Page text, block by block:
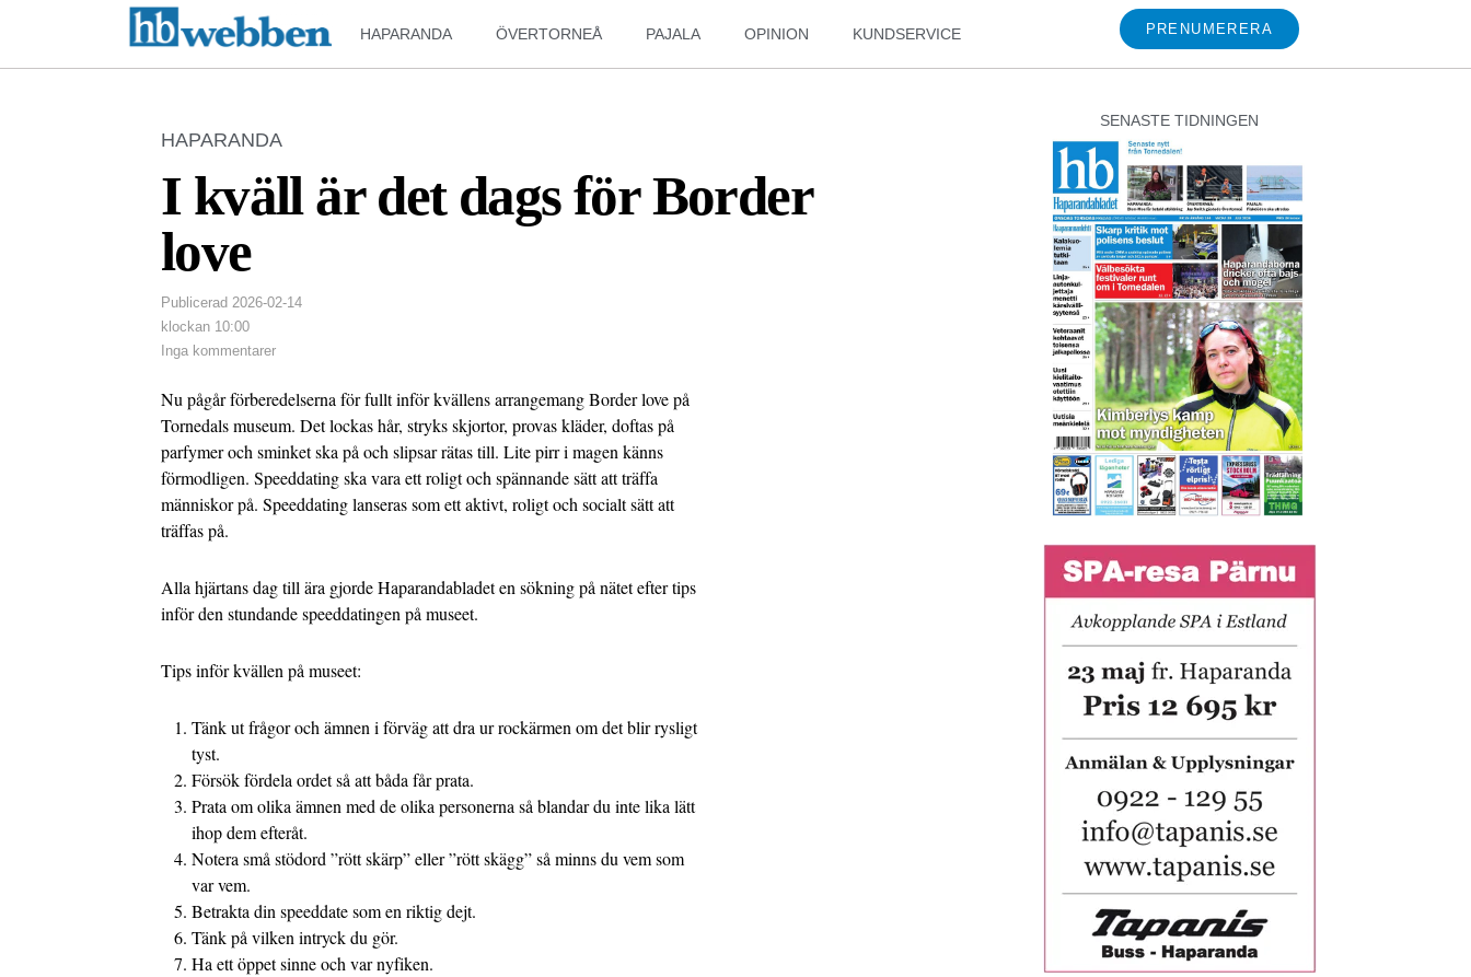
HAPARANDA ÖVERTORNEÅ PAJALA OPINION KUNDSERVICE PRENUMERERA
HAPARANDA
I kväll är det dags för Border
love
Publicerad 2026-02-14
klockan 10:00
Inga kommentarer
Nu pågår förberedelserna för fullt inför kvällens arrangemang Border love på
Tornedals museum. Det lockas hår, stryks skjortor, provas kläder, doftas på
parfymer och sminket ska på och slipsar rätas till. Lite pirr i magen känns
förmodligen. Speeddating ska vara ett roligt och spännande sätt att träffa
människor på. Speeddating lanseras som ett aktivt, roligt och socialt sätt att
träffas på.
Alla hjärtans dag till ära gjorde Haparandabladet en sökning på nätet efter tips
inför den stundande speeddatingen på museet.
Tips inför kvällen på museet:
Tänk ut frågor och ämnen i förväg att dra ur rockärmen om det blir rysligt
tyst.
Försök fördela ordet så att båda får prata.
Prata om olika ämnen med de olika personerna så blandar du inte lika lätt
ihop dem efteråt.
Notera små stödord ”rött skärp” eller ”rött skägg” så minns du vem som
var vem.
Betrakta din speeddate som en riktig dejt.
Tänk på vilken intryck du gör.
Ha ett öppet sinne och var nyfiken.
SENASTE TIDNINGEN